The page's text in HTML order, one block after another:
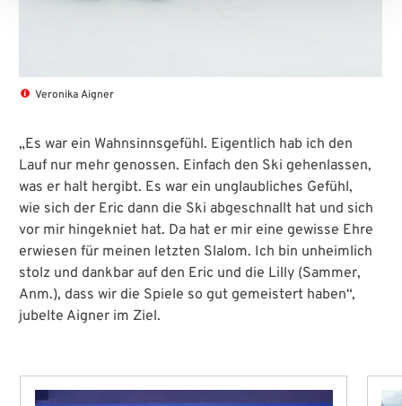
Veronika Aigner
„Es war ein Wahnsinnsgefühl. Eigentlich hab ich den
Lauf nur mehr genossen. Einfach den Ski gehenlassen,
was er halt hergibt. Es war ein unglaubliches Gefühl,
wie sich der Eric dann die Ski abgeschnallt hat und sich
vor mir hingekniet hat. Da hat er mir eine gewisse Ehre
erwiesen für meinen letzten Slalom. Ich bin unheimlich
stolz und dankbar auf den Eric und die Lilly (Sammer,
Anm.), dass wir die Spiele so gut gemeistert haben“,
jubelte Aigner im Ziel.